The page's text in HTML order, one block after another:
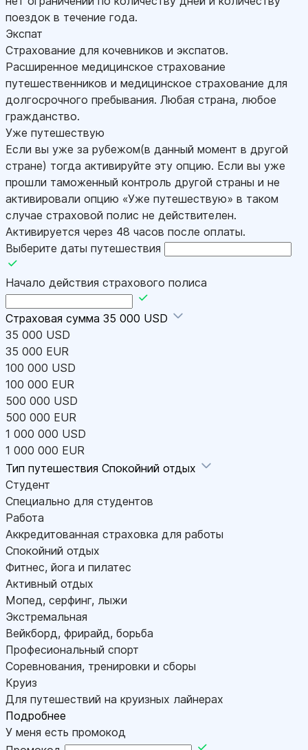
поездок в течение года.
Экспат
Страхование для кочевников и экспатов.
Расширенное медицинское страхование
путешественников и медицинское страхование для
долгосрочного пребывания. Любая страна, любое
гражданство.
Уже путешествую
Если вы уже за рубежом(в данный момент в другой
стране) тогда активируйте эту опцию. Если вы уже
прошли таможенный контроль другой страны и не
активировали опцию «Уже путешествую» в таком
случае страховой полис не действителен.
Активируется через 48 часов после оплаты.
Выберите даты путешествия
Начало действия страхового полиса
Страховая сумма 35 000 USD
35 000 USD
35 000 EUR
100 000 USD
100 000 EUR
500 000 USD
500 000 EUR
1 000 000 USD
1 000 000 EUR
Тип путешествия Спокойний отдых
Студент
Специально для студентов
Работа
Аккредитованная страховка для работы
Спокойний отдых
Фитнес, йога и пилатес
Активный отдых
Мопед, серфинг, лыжи
Экстремальная
Вейкборд, фрирайд, борьба
Професиональный спорт
Соревнования, тренировки и сборы
Круиз
Для путешествий на круизных лайнерах
Подробнее
У меня есть промокод